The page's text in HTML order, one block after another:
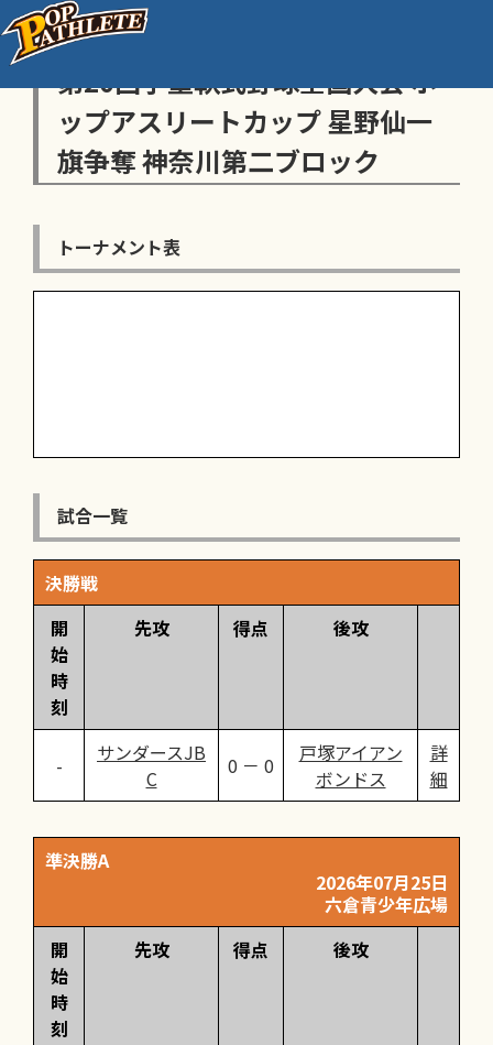
センス・トラストトーナメント
第20回学童軟式野球全国大会 ポ
ップアスリートカップ 星野仙一
旗争奪 神奈川第二ブロック
トーナメント表
試合一覧
決勝戦
開
始
時
刻
先攻 得点 後攻
サンダースJB
C
0 － 0
戸塚アイアン
ボンドス
詳
細
準決勝A
2026年07月25日
六倉青少年広場
開
始
時
刻
先攻 得点 後攻